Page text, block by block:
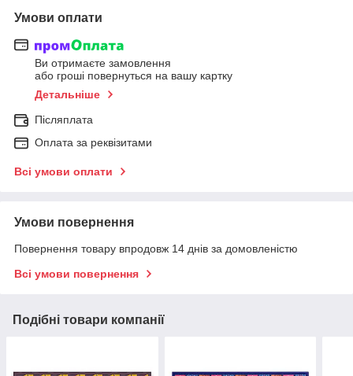
Умови оплати
Ви отримаєте замовлення
або гроші повернуться на вашу картку
Детальніше
Післяплата
Оплата за реквізитами
Всі умови оплати
Умови повернення
Повернення товару впродовж 14 днів за домовленістю
Всі умови повернення
Подібні товари компанії